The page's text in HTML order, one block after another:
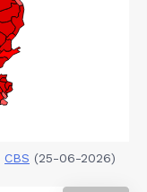
CBS (25-06-2026)